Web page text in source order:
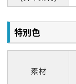
特別色
素材